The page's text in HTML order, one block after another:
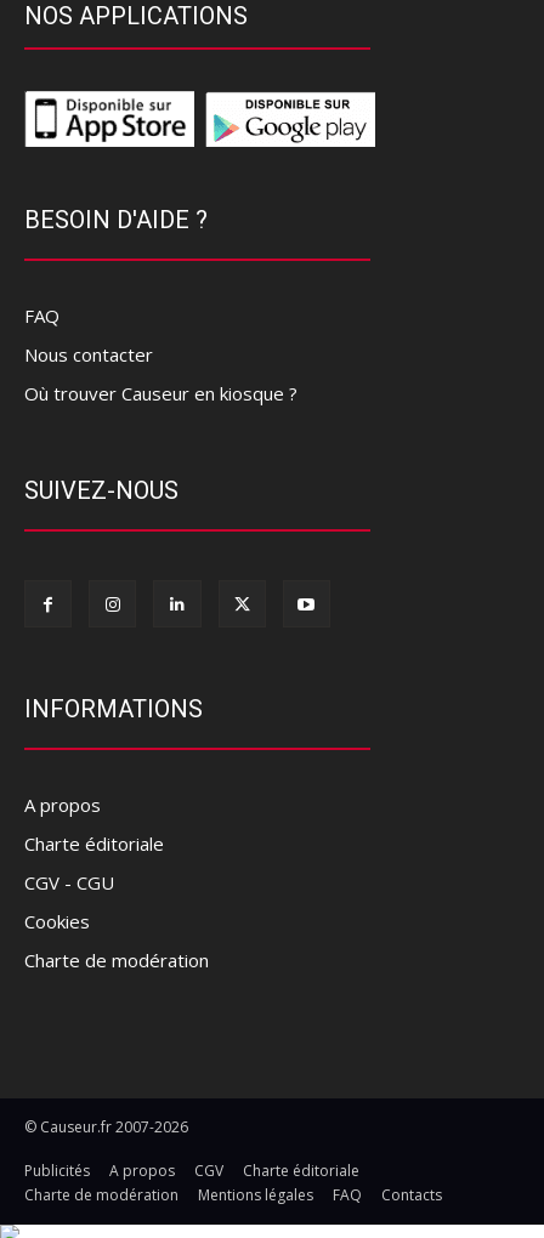
NOS APPLICATIONS
BESOIN D'AIDE ?
FAQ
Nous contacter
Où trouver Causeur en kiosque ?
SUIVEZ-NOUS
INFORMATIONS
A propos
Charte éditoriale
CGV - CGU
Cookies
Charte de modération
© Causeur.fr 2007-2026
Publicités A propos CGV
Charte éditoriale
Charte de modération
Mentions légales FAQ Contacts